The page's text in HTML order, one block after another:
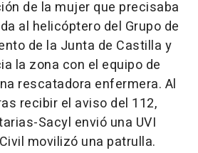
de la mujer que precisaba
al helicóptero del Grupo de
de la Junta de Castilla y
la zona con el equipo de
rescatadora enfermera. Al
recibir el aviso del 112,
Sacyl envió una UVI
movilizó una patrulla.